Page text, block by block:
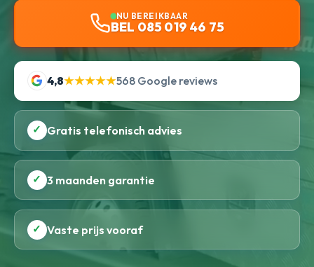
NU BEREIKBAAR
BEL 085 019 46 75
4,8★★★★★568 Google reviews
✓ Gratis telefonisch advies
✓ 3 maanden garantie
✓ Vaste prijs vooraf